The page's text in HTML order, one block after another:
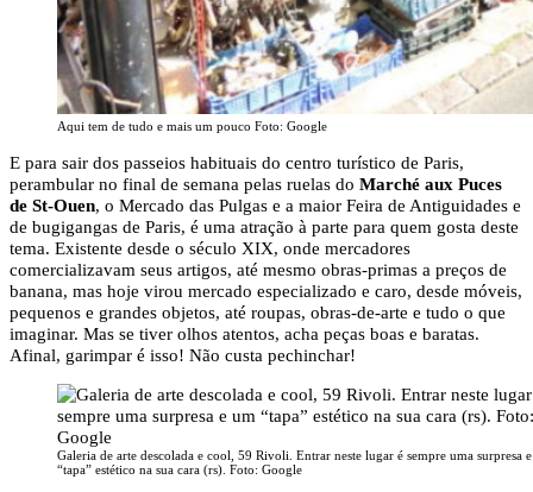
Aqui tem de tudo e mais um pouco Foto: Google
E para sair dos passeios habituais do centro turístico de Paris,
perambular no final de semana pelas ruelas do Marché aux Puces
de St-Ouen, o Mercado das Pulgas e a maior Feira de Antiguidades e
de bugigangas de Paris, é uma atração à parte para quem gosta deste
tema. Existente desde o século XIX, onde mercadores
comercializavam seus artigos, até mesmo obras-primas a preços de
banana, mas hoje virou mercado especializado e caro, desde móveis,
pequenos e grandes objetos, até roupas, obras-de-arte e tudo o que
imaginar. Mas se tiver olhos atentos, acha peças boas e baratas.
Afinal, garimpar é isso! Não custa pechinchar!
Galeria de arte descolada e cool, 59 Rivoli. Entrar neste lugar é sempre uma surpresa
“tapa” estético na sua cara (rs). Foto: Google